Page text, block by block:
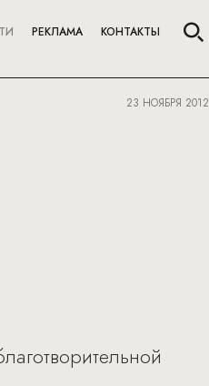
РЕКЛАМА КОНТАКТЫ
23 НОЯБРЯ 2012